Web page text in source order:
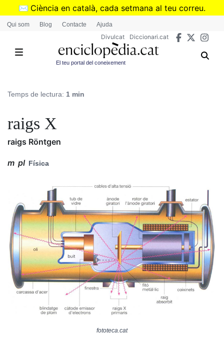
Vés
✉️ Ciència en català, cada setmana al teu correu.
➜Subscriu-te al butlletí de Divulcat
Qui som Blog Contacte Ajuda
Divulcat Diccionari.cat
El teu portal del coneixement
Temps de lectura: 1 min
raigs X
raigs Röntgen
m pl Física
fototeca.cat